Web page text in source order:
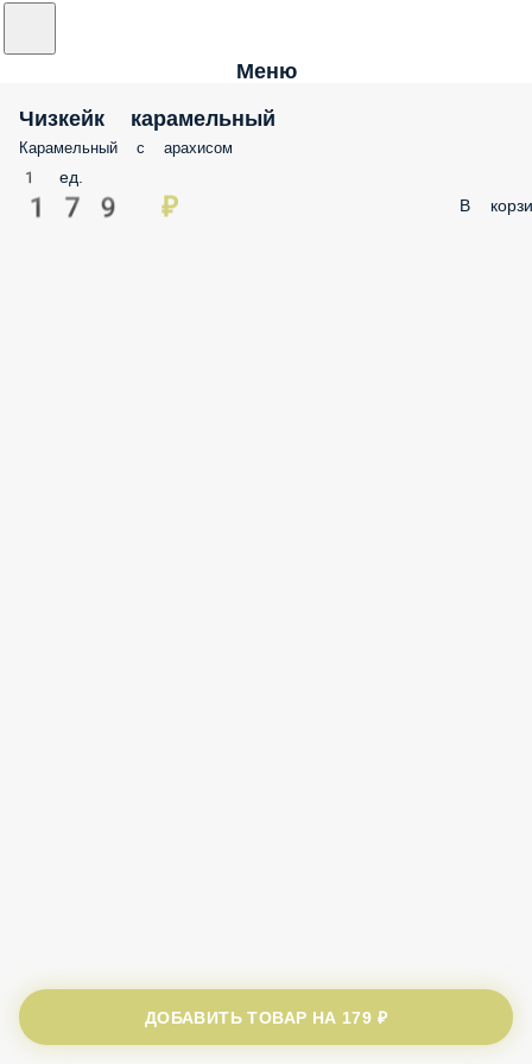
Меню
Чизкейк карамельный
Карамельный с арахисом
1 ед.
179 ₽ В
ДОБАВИТЬ ТОВАР НА 179 ₽